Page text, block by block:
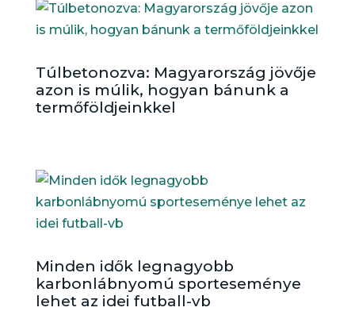
Túlbetonozva: Magyarország jövője
azon is múlik, hogyan bánunk a
termőföldjeinkkel
Minden idők legnagyobb
karbonlábnyomú sporteseménye
lehet az idei futball-vb